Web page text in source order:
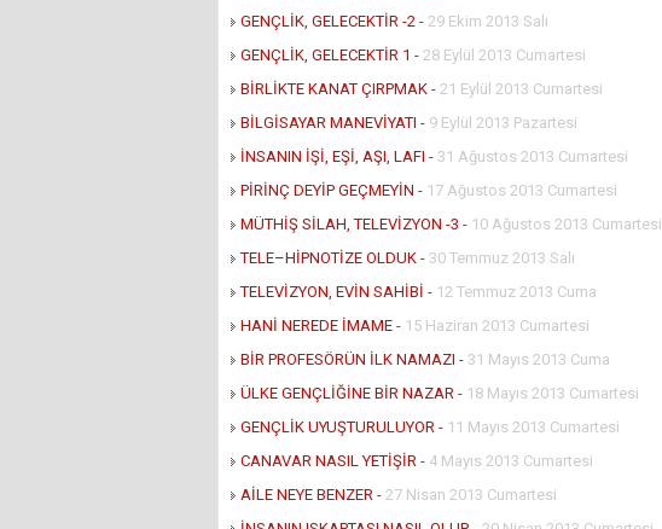
GENÇLİK, GELECEKTİR -2 - 29 Ekim 2013 Salı
GENÇLİK, GELECEKTİR 1 - 28 Eylül 2013 Cumartesi
BİRLİKTE KANAT ÇIRPMAK - 21 Eylül 2013 Cumartesi
BİLGİSAYAR MANEVİYATI - 9 Eylül 2013 Pazartesi
İNSANIN İŞİ, EŞİ, AŞI, LAFI - 31 Ağustos 2013 Cumartesi
PİRİNÇ DEYİP GEÇMEYİN - 17 Ağustos 2013 Cumartesi
MÜTHİŞ SİLAH, TELEVİZYON -3 - 10 Ağustos 2013 Cumartesi
TELE–HİPNOTİZE OLDUK - 30 Temmuz 2013 Salı
TELEVİZYON, EVİN SAHİBİ - 12 Temmuz 2013 Cuma
HANİ NEREDE İMAME - 15 Haziran 2013 Cumartesi
BİR PROFESÖRÜN İLK NAMAZI - 31 Mayıs 2013 Cuma
ÜLKE GENÇLİĞİNE BİR NAZAR - 18 Mayıs 2013 Cumartesi
GENÇLİK UYUŞTURULUYOR - 11 Mayıs 2013 Cumartesi
CANAVAR NASIL YETİŞİR - 4 Mayıs 2013 Cumartesi
AİLE NEYE BENZER - 27 Nisan 2013 Cumartesi